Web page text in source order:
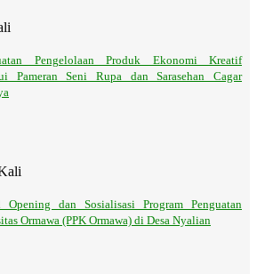
Pengelolaan Produk Ekonomi Kreatif
Pameran Seni Rupa dan Sarasehan Cagar
Opening dan Sosialisasi Program Penguatan
Ormawa (PPK Ormawa) di Desa Nyalian